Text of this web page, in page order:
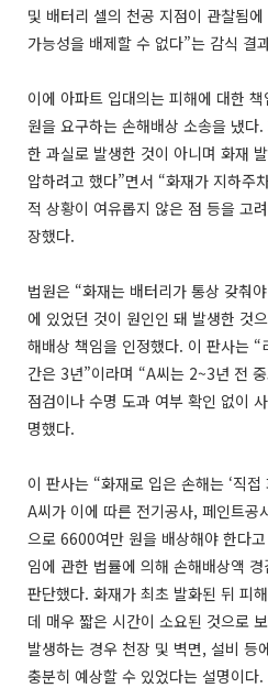
및 배터리 셀의 천공 지점이 관찰됨
가능성을 배제할 수 없다”는 감식 결
이에 아파트 입대의는 피해에 대한
원을 요구하는 손해배상 소송을 냈다
한 과실로 발생한 것이 아니며 화재
압하려고 했다”면서 “화재가 지하주
적 상황이 여유롭지 않은 점 등을 고
장했다.
법원은 “화재는 배터리가 통상 갖춰
에 있었던 것이 원인인 돼 발생한 것
해배상 책임을 인정했다. 이 판사는
간은 3년”이라며 “A씨는 2~3년 전
점검이나 수명 도과 여부 확인 없이
명했다.
이 판사는 “화재로 입은 손해는 ‘직
A씨가 이에 따른 전기공사, 페인트공
으로 6600여만 원을 배상해야 한다
임에 관한 법률에 의해 손해배상액
판단했다. 화재가 최초 발화된 뒤 피
데 매우 짧은 시간이 소요된 것으로
발생하는 경우 천장 및 벽면, 설비 등
충분히 예상할 수 있었다는 설명이다.